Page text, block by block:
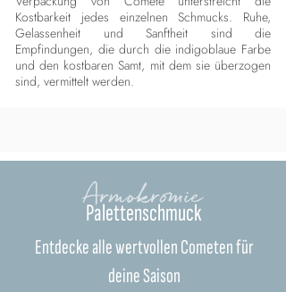
Kostbarkeit jedes einzelnen Schmucks. Ruhe,
Gelassenheit und Sanftheit sind die
Empfindungen, die durch die indigoblaue Farbe
und den kostbaren Samt, mit dem sie überzogen
sind, vermittelt werden.
Armokromie
Palettenschmuck
Entdecke alle wertvollen Cometen für
deine Saison